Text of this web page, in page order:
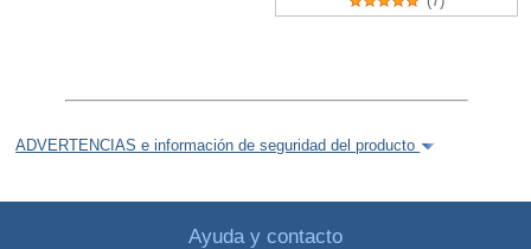
ADVERTENCIAS e información de seguridad del producto
Ayuda y contacto